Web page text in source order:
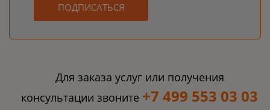
ПОДПИСАТЬСЯ
Для заказа услуг или получения
консультации звоните +7 499 553 03 03